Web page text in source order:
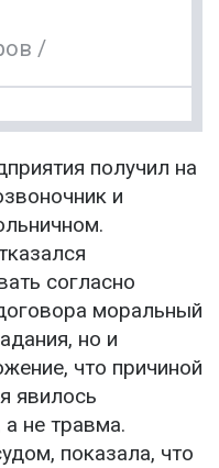
/
получил на
и
согласно
моральный
но и
что причиной
явилось
не травма.
показала, что